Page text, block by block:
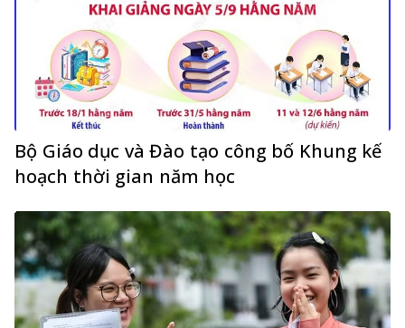
Bộ Giáo dục và Đào tạo công bố Khung kế
hoạch thời gian năm học